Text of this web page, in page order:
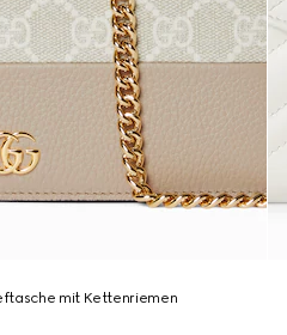
mit Kettenriemen